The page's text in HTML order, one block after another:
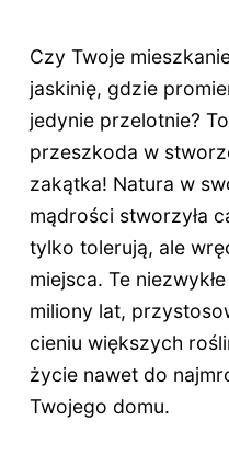
Czy Twoje
jaskinię, gdzie
jedynie przelotnie?
przeszkoda w
zakątka! Natura w
mądrości stworzyła
tylko tolerują, ale
miejsca. Te
miliony lat,
cieniu większych
życie nawet do
Twojego domu.